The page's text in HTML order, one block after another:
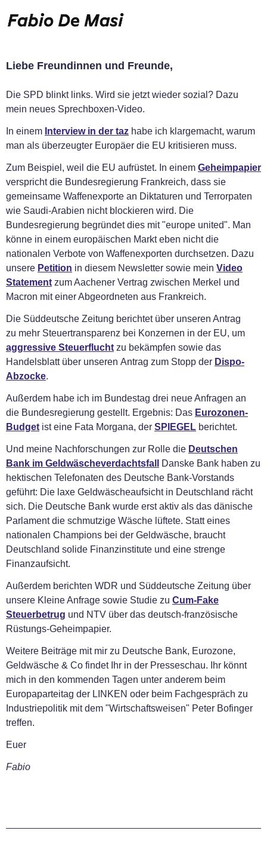
Liebe Freundinnen und Freunde,
Die SPD blinkt links. Wird sie jetzt wieder sozial? Dazu
mein neues Sprechboxen-Video.
In einem Interview in der taz habe ich klargemacht, warum
man als überzeugter Europäer die EU kritisieren muss.
Zum Beispiel, weil die EU aufrüstet. In einem Geheimpapier
verspricht die Bundesregierung Frankreich, dass sie
gemeinsame Waffenexporte an Diktaturen und Terrorpaten
wie Saudi-Arabien nicht blockieren wird. Die
Bundesregierung begründet dies mit "europe united". Man
könne in einem europäischen Markt eben nicht die
nationalen Verbote von Waffenexporten durchsetzen. Dazu
unsere Petition in diesem Newsletter sowie mein Video
Statement zum Aachener Vertrag zwischen Merkel und
Macron mit einer Abgeordneten aus Frankreich.
Die Süddeutsche Zeitung berichtet über unseren Antrag
zu mehr Steuertransparenz bei Konzernen in der EU, um
aggressive Steuerflucht zu bekämpfen sowie das
Handelsblatt über unseren Antrag zum Stopp der Dispo-
Abzocke.
Außerdem habe ich im Bundestag drei neue Anfragen an
die Bundesregierung gestellt. Ergebnis: Das Eurozonen-
Budget ist eine Fata Morgana, der SPIEGEL berichtet.
Und meine Nachforschungen zur Rolle die Deutschen
Bank im Geldwäscheverdachtsfall
Danske Bank haben zu
hektischen Telefonaten des Deutsche Bank-Vorstands
geführt: Die laxe Geldwäscheaufsicht in Deutschland rächt
sich. Die Deutsche Bank wurde erst aktiv als das dänische
Parlament die schmutzige Wäsche lüftete. Statt eines
nationalen Champions bei der Geldwäsche, braucht
Deutschland solide Finanzinstitute und eine strenge
Finanzaufsicht.
Außerdem berichten WDR und Süddeutsche Zeitung über
unsere Kleine Anfrage sowie Studie zu Cum-Fake
Steuerbetrug und NTV über das deutsch-französische
Rüstungs-Geheimpapier.
Weitere Beiträge mit mir zu Deutsche Bank, Eurozone,
Geldwäsche & Co findet Ihr in der Presseschau. Ihr könnt
mich in den kommenden Tagen unter anderem beim
Europaparteitag der LINKEN oder beim Fachgespräch zu
Industriepolitik mit dem "Wirtschaftsweisen" Peter Bofinger
treffen.
Euer
Fabio